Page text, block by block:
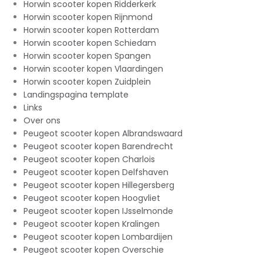
Horwin scooter kopen Ridderkerk
Horwin scooter kopen Rijnmond
Horwin scooter kopen Rotterdam
Horwin scooter kopen Schiedam
Horwin scooter kopen Spangen
Horwin scooter kopen Vlaardingen
Horwin scooter kopen Zuidplein
Landingspagina template
Links
Over ons
Peugeot scooter kopen Albrandswaard
Peugeot scooter kopen Barendrecht
Peugeot scooter kopen Charlois
Peugeot scooter kopen Delfshaven
Peugeot scooter kopen Hillegersberg
Peugeot scooter kopen Hoogvliet
Peugeot scooter kopen IJsselmonde
Peugeot scooter kopen Kralingen
Peugeot scooter kopen Lombardijen
Peugeot scooter kopen Overschie